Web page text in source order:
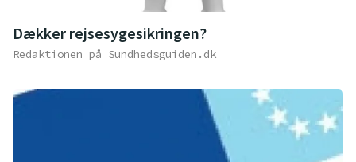
Dækker rejsesygesikringen?
Redaktionen på Sundhedsguiden.dk